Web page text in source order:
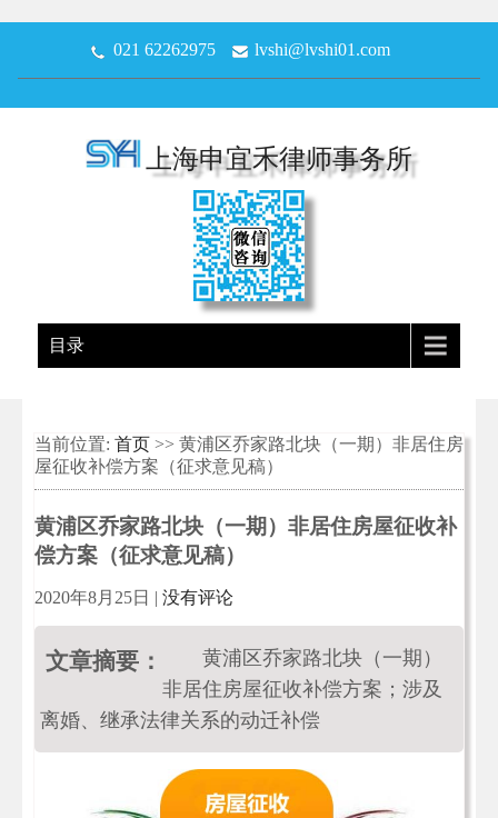
021 62262975 lvshi@lvshi01.com
上海申宜禾律师事务所
目录
当前位置: 首页 >> 黄浦区乔家路北块（一期）非居住房
屋征收补偿方案（征求意见稿）
黄浦区乔家路北块（一期）非居住房屋征收补
偿方案（征求意见稿）
2020年8月25日 | 没有评论
文章摘要：
黄浦区乔家路北块（一期）
非居住房屋征收补偿方案；涉及
离婚、继承法律关系的动迁补偿